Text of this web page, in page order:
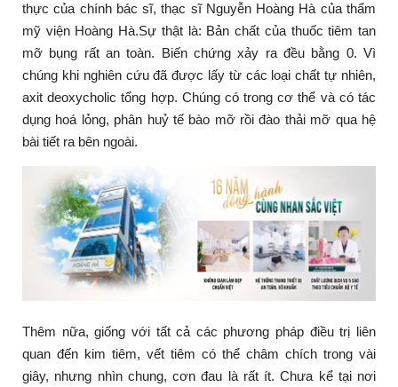
thực của chính bác sĩ, thạc sĩ Nguyễn Hoàng Hà của thẩm
mỹ viện Hoàng Hà.Sự thật là: Bản chất của thuốc tiêm tan
mỡ bụng rất an toàn. Biến chứng xảy ra đều bằng 0. Vì
chúng khi nghiên cứu đã được lấy từ các loại chất tự nhiên,
axit deoxycholic tổng hợp. Chúng có trong cơ thể và có tác
dụng hoá lỏng, phân huỷ tế bào mỡ rồi đào thải mỡ qua hệ
bài tiết ra bên ngoài.
Thêm nữa, giống với tất cả các phương pháp điều trị liên
quan đến kim tiêm, vết tiêm có thể châm chích trong vài
giây, nhưng nhìn chung, cơn đau là rất ít. Chưa kể tại nơi